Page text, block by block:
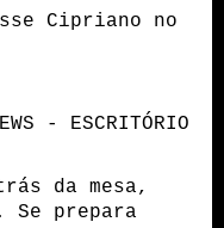
Cipriano no
- ESCRITÓRIO
da mesa,
Se prepara